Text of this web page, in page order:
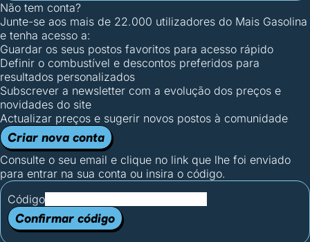
Não tem conta?
Junte-se aos mais de 22.000 utilizadores do Mais Gasolina
e tenha acesso a:
Guardar os seus postos favoritos para acesso rápido
Definir o combustível e descontos preferidos para
resultados personalizados
Subscrever a newsletter com a evolução dos preços e
novidades do site
Actualizar preços e sugerir novos postos à comunidade
Criar nova conta
Consulte o seu email e clique no link que lhe foi enviado
para entrar na sua conta ou insira o código.
Código
Confirmar código